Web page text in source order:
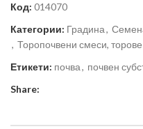
Код: 014070
Категории: Градина,
, Торопочвени смеси,
Етикети: почва, почвен
Share: